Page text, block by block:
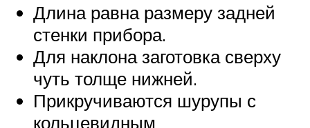
Длина равна размеру задней
стенки прибора.
Для наклона заготовка сверху
чуть толще нижней.
Прикручиваются шурупы с
кольцевидным